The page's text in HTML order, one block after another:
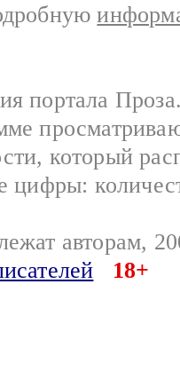
портала
который
цифры:
авторам,
18+